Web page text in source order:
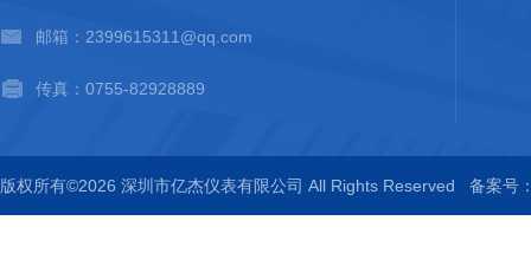
邮箱：2399615311@qq.com
传真：0755-82928889
版权所有©2026 深圳市亿杰仪表有限公司 All Rights Reserved 备案号